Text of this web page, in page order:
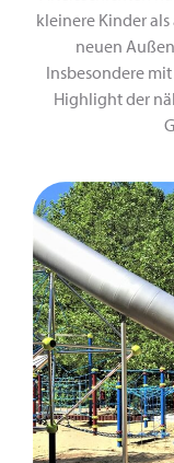
kleinere Kinder
neuen
Insbesondere
Highlight der